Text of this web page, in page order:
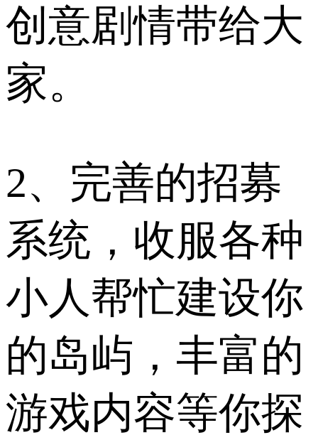
创意剧情带给大
家。
2、完善的招募
系统，收服各种
小人帮忙建设你
的岛屿，丰富的
游戏内容等你探